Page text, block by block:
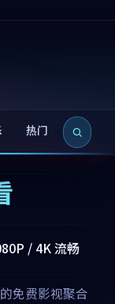
热门 新片
/ 4K 流畅
免费影视聚合